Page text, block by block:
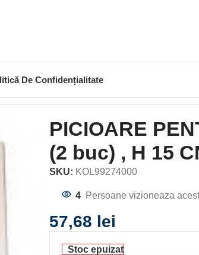
De Confidențialitate
PICIOARE
(2 buc) , H 15
SKU: KOL99274000
4 Persoane vizioneaza
57,68 lei
Stoc epuizat